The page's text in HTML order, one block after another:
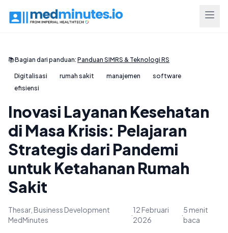
📚Bagian dari panduan: Panduan SIMRS & Teknologi RS
Digitalisasi rumah sakit manajemen
software
efisiensi
Inovasi Layanan Kesehatan
di Masa Krisis: Pelajaran
Strategis dari Pandemi
untuk Ketahanan Rumah
Sakit
Thesar, Business Development
MedMinutes
·
12 Februari
2026
·
5 menit
baca